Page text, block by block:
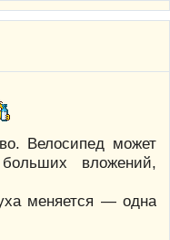
Велосипед может
вложений,
меняется — одна